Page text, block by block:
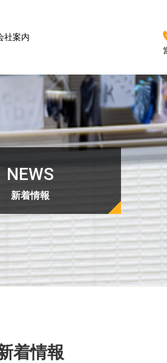
社案内
NEWS
新着情報
着情報